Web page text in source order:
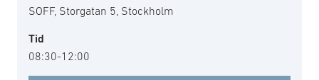
SOFF, Storgatan 5, Stockholm
Tid
08:30-12:00